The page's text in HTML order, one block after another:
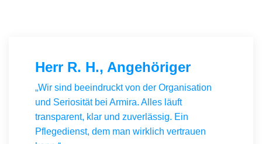
Herr R. H., Angehöriger
„Wir sind beeindruckt von der Organisation
und Seriosität bei Armira. Alles läuft
transparent, klar und zuverlässig. Ein
Pflegedienst, dem man wirklich vertrauen